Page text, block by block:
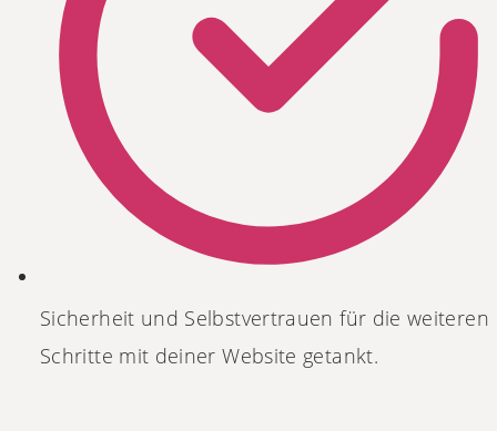
Sicherheit und Selbstvertrauen für die weiteren
Schritte mit deiner Website getankt.